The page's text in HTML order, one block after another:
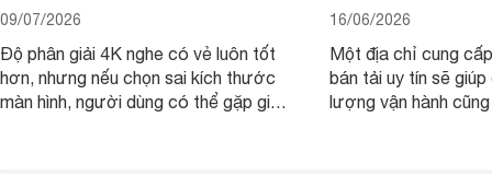
09/07/2026
Độ phân giải 4K nghe có vẻ luôn tốt
hơn, nhưng nếu chọn sai kích thước
màn hình, người dùng có thể gặp giao
16/06/2026
Một địa chỉ cung
bán tải uy tín sẽ
lượng vận hành